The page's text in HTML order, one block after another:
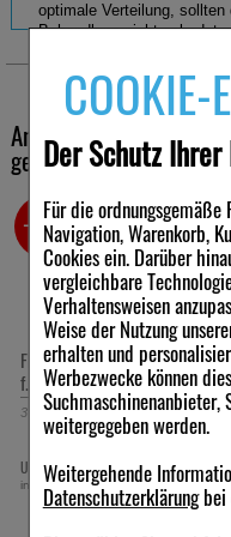
COOKIE-
Der Schutz
Für die ordnungsgemäße
Navigation, Warenkorb,
Cookies ein. Darüber
vergleichbare
Verhaltensweisen
Weise der Nutzung
erhalten und
Werbezwecke können
Suchmaschinenanbieter,
weitergegeben werden.
Weitergehende
Datenschutzerklärungbei
optimale Verteilung,
Behandlung nicht gebadet
über den Panzer auf und
angewendet werden,
tragenden oder säugenden
Der Körperkontakt mit
der Auftragsstelle
Fragen & Antworten:
Warum sehe ich nach
Frontline® tötet über
Stunden ab. Aufgrund
dass vorübergehend
das Tier neu befallen
sobald ausreichend
Andere Kunden haben
gekauft
FRONTLINE Spot on H 40 Lösung
f.Hunde
3 Lösung
UVP: 39,52 €³
inkl. MwSt zzgl.Versand
-22%